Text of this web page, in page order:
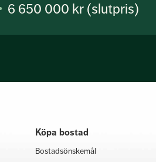
6 650 000 kr (slutpris)
Köpa bostad
Bostadsönskemål